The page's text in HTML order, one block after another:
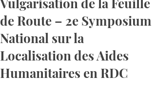
de Route – 2e Symposium
National sur la
Localisation des Aides
Humanitaires en RDC